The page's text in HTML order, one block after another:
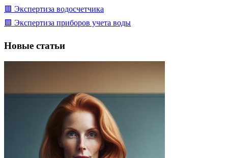
🟥 Экспертиза водосчетчика
🟩 Экспертиза приборов учета воды
Новые статьи